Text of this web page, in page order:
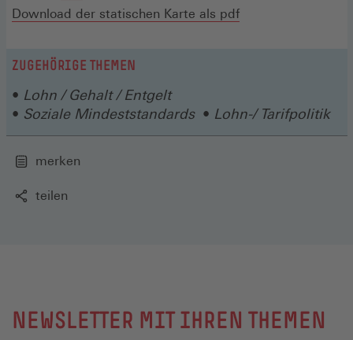
in
neuen
Download der statischen Karte als pdf(Öffnet
ZUGEHÖRIGE THEMEN
Lohn / Gehalt / Entgelt
Soziale Mindeststandards
Lohn-/ Tarifpolitik
merken
teilen
NEWSLETTER MIT IHREN THEMEN